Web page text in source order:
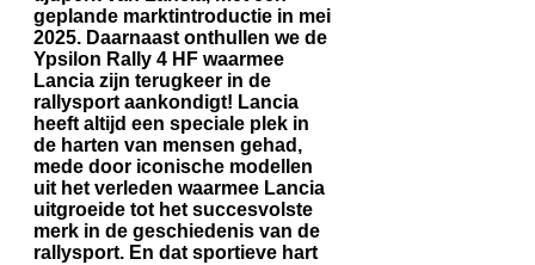
geplande marktintroductie in mei
2025. Daarnaast onthullen we de
Ypsilon Rally 4 HF waarmee
Lancia zijn terugkeer in de
rallysport aankondigt! Lancia
heeft altijd een speciale plek in
de harten van mensen gehad,
mede door iconische modellen
uit het verleden waarmee Lancia
uitgroeide tot het succesvolste
merk in de geschiedenis van de
rallysport. En dat sportieve hart